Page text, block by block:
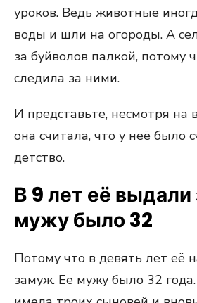
уроков. Ведь животные
воды и шли на огороды. А
за буйволов палкой, потому
следила за ними.
И представьте, несмотря на
она считала, что у неё было
детство.
В 9 лет её
мужу было 32
Потому что в девять лет её
замуж. Ее мужу было 32